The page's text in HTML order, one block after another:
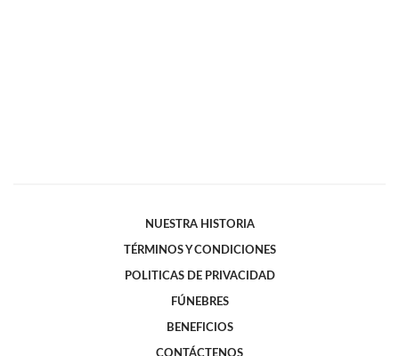
NUESTRA HISTORIA
TÉRMINOS Y CONDICIONES
POLITICAS DE PRIVACIDAD
FÚNEBRES
BENEFICIOS
CONTÁCTENOS